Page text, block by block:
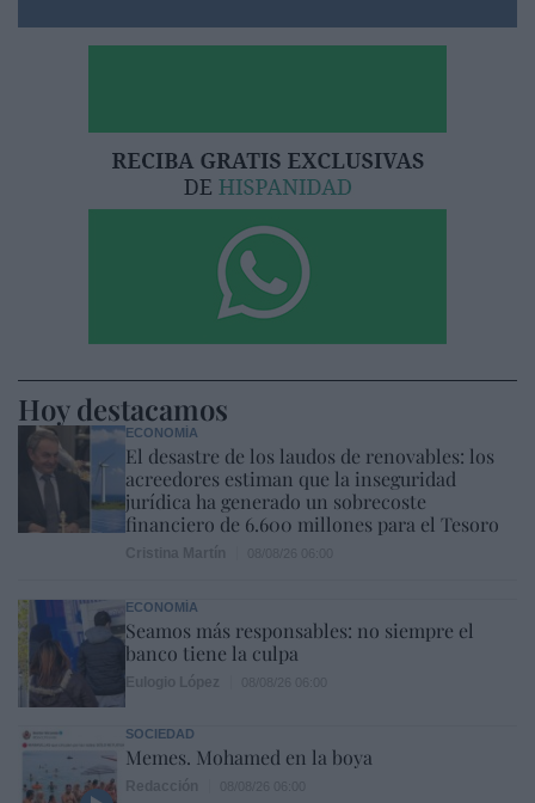
Hoy destacamos
ECONOMÍA
El desastre de los laudos de renovables: los
acreedores estiman que la inseguridad
jurídica ha generado un sobrecoste
financiero de 6.600 millones para el Tesoro
ECONOMÍA
Seamos más responsables: no siempre el
banco tiene la culpa
SOCIEDAD
Memes. Mohamed en la boya